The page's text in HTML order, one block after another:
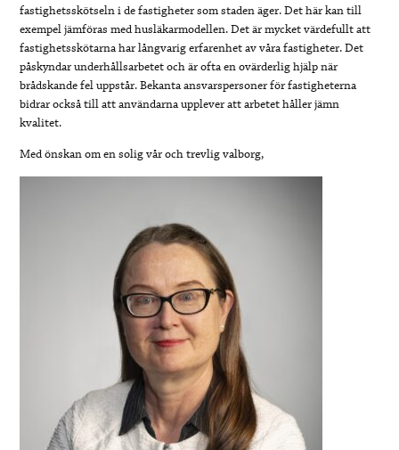
fastighetsskötseln i de fastigheter som staden äger. Det här kan till
exempel jämföras med husläkarmodellen. Det är mycket värdefullt att
fastighetsskötarna har långvarig erfarenhet av våra fastigheter. Det
påskyndar underhållsarbetet och är ofta en ovärderlig hjälp när
brådskande fel uppstår. Bekanta ansvarspersoner för fastigheterna
bidrar också till att användarna upplever att arbetet håller jämn
kvalitet.
Med önskan om en solig vår och trevlig valborg,